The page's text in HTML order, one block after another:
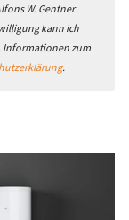
W. Gentner
kann ich
Informationen zum
.